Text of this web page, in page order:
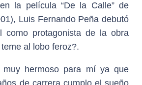
la película “De la Calle” de
Luis Fernando Peña debutó
como protagonista de la obra
al lobo feroz?.
hermoso para mí ya que
de carrera cumplo el sueño